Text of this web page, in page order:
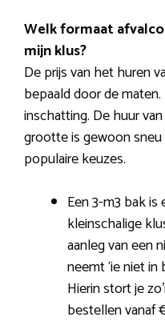
Welk formaat
mijn klus?
De prijs van het huren
bepaald door de
inschatting. De huur
grootte is gewoon sneu
populaire keuzes.
Een 3-m3 bak
kleinschalige
aanleg van een
neemt ‘ie niet
Hierin stort je
bestellen vanaf